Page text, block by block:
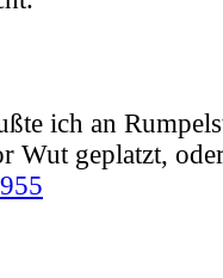
ich an
Wut geplatzt,